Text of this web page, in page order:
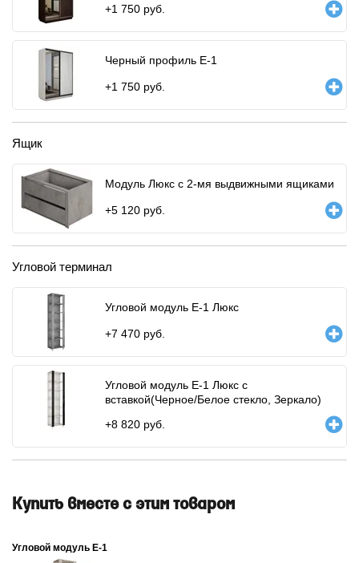
+1 750 руб.
Черный профиль E-1
+1 750 руб.
Ящик
Модуль Люкс с 2-мя выдвижными ящиками
+5 120 руб.
Угловой терминал
Угловой модуль Е-1 Люкс
+7 470 руб.
Угловой модуль Е-1 Люкс с
вставкой(Черное/Белое стекло, Зеркало)
+8 820 руб.
Купить вместе с этим товаром
Угловой модуль Е-1